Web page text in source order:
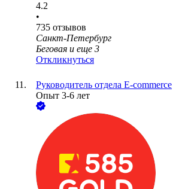
4.2
•
735 отзывов
Санкт-Петербург
Беговая и еще 3
Откликнуться
Руководитель отдела Е-commerce
Опыт 3-6 лет